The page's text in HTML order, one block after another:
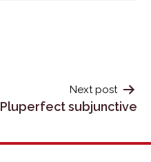
Next post
Pluperfect subjunctive